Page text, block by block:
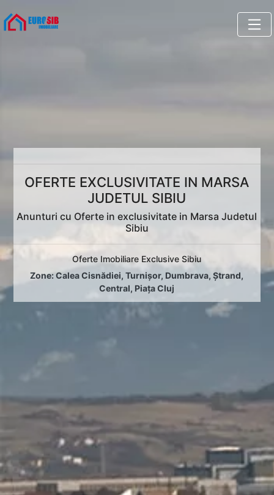
OFERTE EXCLUSIVITATE IN MARSA
JUDETUL SIBIU
Anunturi cu Oferte in exclusivitate in Marsa Judetul
Sibiu
Oferte Imobiliare Exclusive Sibiu
Zone:Calea Cisnădiei,Turnișor, Dumbrava,Ștrand,
Central, Piața Cluj